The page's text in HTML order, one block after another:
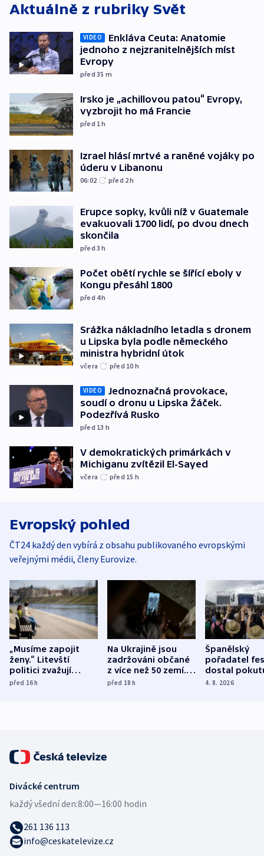
Aktuálně z rubriky Svět
VIDEO
Enkláva Ceuta: Anatomie
jednoho z nejzranitelnějších míst
Evropy
před 35 m
Irsko je „achillovou patou“ Evropy,
vyzbrojit ho má Francie
před 1h
Izrael hlásí mrtvé a raněné vojáky po
úderu v Libanonu
06:02 před 2h
Erupce sopky, kvůli níž v Guatemale
evakuovali 1700 lidí, po dvou dnech
skončila
před 3h
Počet obětí rychle se šířící eboly v
Kongu přesáhl 1800
před 4h
Srážka nákladního letadla s dronem
u Lipska byla podle německého
ministra hybridní útok
včera před 10 h
VIDEO
Jednoznačná provokace,
soudí o dronu u Lipska Žáček.
Podezřívá Rusko
před 13 h
V demokratických primárkách v
Michiganu zvítězil El-Sayed
včera před 15 h
Evropský pohled
ČT24 každý den vybírá z obsahu publikovaného evropskými
veřejnými médii, členy Eurovize.
„Musíme zapojit
ženy.“ Litevští
politici zvažují
dohodu o
před 16h
Na Ukrajině jsou
zadržováni občané
z více než 50 zemí.
Bojovali na straně
před 18h
Španělský
pořadatel
dostal
nekalé
4. 8. 2026
Divácké centrum
každý všední den:8:00—16:00 hodin
261 136 113
info@ceskatelevize.cz